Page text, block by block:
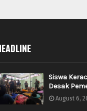
Siswa
Desak
August 6,